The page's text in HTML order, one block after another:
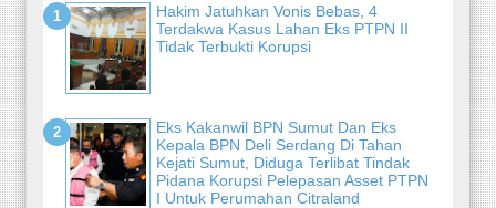
Hakim Jatuhkan Vonis Bebas, 4
Terdakwa Kasus Lahan Eks PTPN II
Tidak Terbukti Korupsi
Eks Kakanwil BPN Sumut Dan Eks
Kepala BPN Deli Serdang Di Tahan
Kejati Sumut, Diduga Terlibat Tindak
Pidana Korupsi Pelepasan Asset PTPN
I Untuk Perumahan Citraland